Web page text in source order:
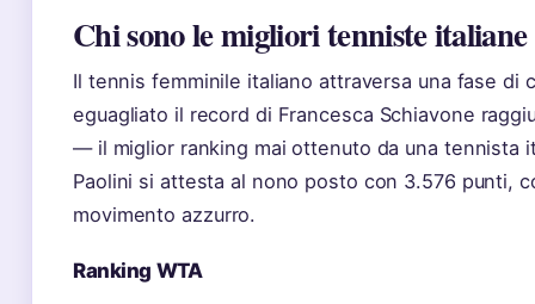
Chi sono le migliori tenniste italiane
Il tennis femminile italiano attraversa una fase di
eguagliato il record di Francesca Schiavone
— il miglior ranking mai ottenuto da una tennista
Paolini si attesta al nono posto con 3.576 punti,
movimento azzurro.
Ranking WTA